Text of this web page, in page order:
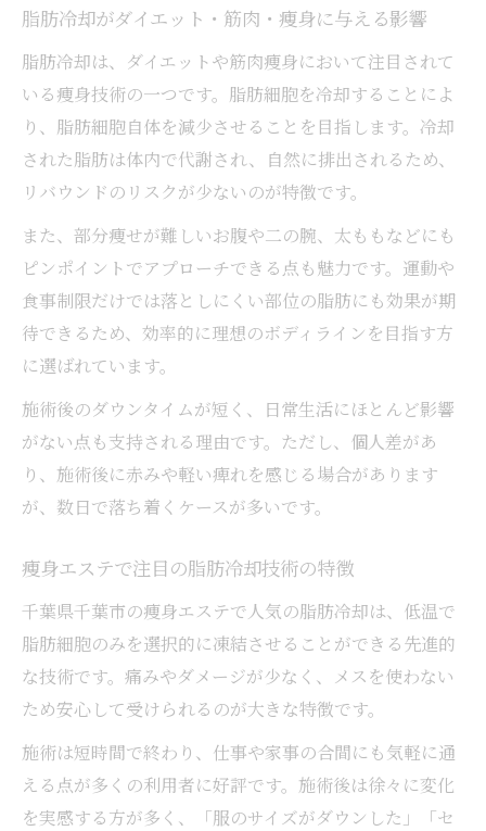
脂肪冷却がダイエット・筋肉・痩身に与える影響
脂肪冷却は、ダイエットや筋肉痩身において注目されて
いる痩身技術の一つです。脂肪細胞を冷却することによ
り、脂肪細胞自体を減少させることを目指します。冷却
された脂肪は体内で代謝され、自然に排出されるため、
リバウンドのリスクが少ないのが特徴です。
また、部分痩せが難しいお腹や二の腕、太ももなどにも
ピンポイントでアプローチできる点も魅力です。運動や
食事制限だけでは落としにくい部位の脂肪にも効果が期
待できるため、効率的に理想のボディラインを目指す方
に選ばれています。
施術後のダウンタイムが短く、日常生活にほとんど影響
がない点も支持される理由です。ただし、個人差があ
り、施術後に赤みや軽い痺れを感じる場合があります
が、数日で落ち着くケースが多いです。
痩身エステで注目の脂肪冷却技術の特徴
千葉県千葉市の痩身エステで人気の脂肪冷却は、低温で
脂肪細胞のみを選択的に凍結させることができる先進的
な技術です。痛みやダメージが少なく、メスを使わない
ため安心して受けられるのが大きな特徴です。
施術は短時間で終わり、仕事や家事の合間にも気軽に通
える点が多くの利用者に好評です。施術後は徐々に変化
を実感する方が多く、「服のサイズがダウンした」「セ